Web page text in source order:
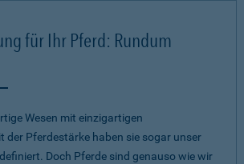
für Ihr Pferd: Rundum
Wesen mit einzigartigen
der Pferdestärke haben sie sogar unser
Doch Pferde sind genauso wie wir